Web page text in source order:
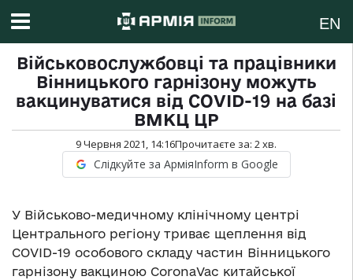
EN
Військовослужбовці та працівники
Вінницького гарнізону можуть
вакцинуватися від COVID-19 на базі
ВМКЦ ЦР
9 Червня 2021, 14:16Прочитаєте за: 2хв.
Слідкуйте за АрміяInform в Google
У Військово-медичному клінічному центрі
Центрального регіону триває щеплення від
COVID-19 особового складу частин Вінницького
гарнізону вакциною CoronaVac китайської